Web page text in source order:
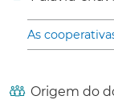
As
Origem do